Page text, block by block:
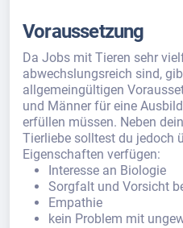
Voraussetzung
Da Jobs mit Tieren sehr
abwechslungsreich sind,
allgemeingültigen
und Männer für eine
erfüllen müssen. Neben
Tierliebe solltest du jedoch
Eigenschaften verfügen:
Interesse an Biologie
Sorgfalt und Vorsicht
Empathie
kein Problem mit